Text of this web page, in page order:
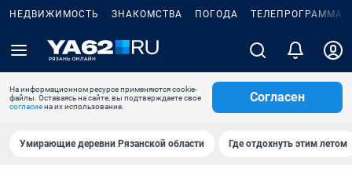
НЕДВИЖИМОСТЬ ЗНАКОМСТВА ПОГОДА ТЕЛЕПРОГРАММА
На информационном ресурсе применяются cookie-
файлы. Оставаясь на сайте, вы подтверждаете свое
согласиена их использование.
Согласен
Умирающие деревни Рязанской области Где отдохнуть этим летом